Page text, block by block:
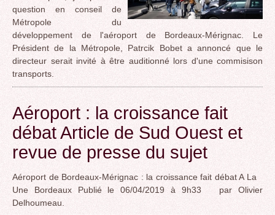
question en conseil de
Métropole du
développement de l'aéroport de Bordeaux-Mérignac. Le
Président de la Métropole, Patrcik Bobet a annoncé que le
directeur serait invité à être auditionné lors d'une commisison
transports.
Aéroport : la croissance fait
débat Article de Sud Ouest et
revue de presse du sujet
Aéroport de Bordeaux-Mérignac : la croissance fait débat A La
Une Bordeaux Publié le 06/04/2019 à 9h33 par Olivier
Delhoumeau.